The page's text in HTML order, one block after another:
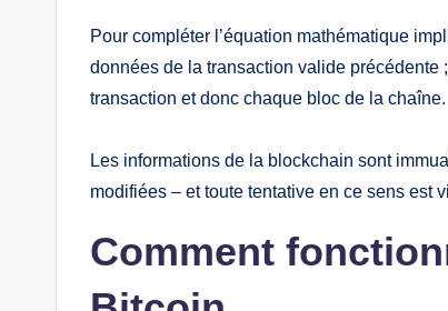
Pour compléter l’équation mathématique
données de la transaction valide
transaction et donc chaque bloc de la chaîne.
Les informations de la blockchain sont
modifiées – et toute tentative en ce sens est
Comment